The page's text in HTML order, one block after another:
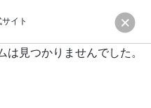
イト
見つかりませんでした。